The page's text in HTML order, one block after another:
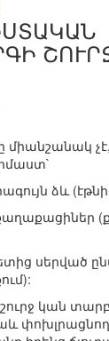
միանշանակ
ձև
քաղաքացիներ
սերված
կան
փոխլրացնող